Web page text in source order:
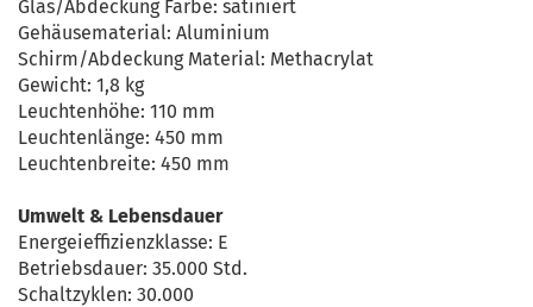
Glas/Abdeckung Farbe: satiniert
Gehäusematerial: Aluminium
Schirm/Abdeckung Material: Methacrylat
Gewicht: 1,8 kg
Leuchtenhöhe: 110 mm
Leuchtenlänge: 450 mm
Leuchtenbreite: 450 mm
Umwelt & Lebensdauer
Energeieffizienzklasse: E
Betriebsdauer: 35.000 Std.
Schaltzyklen: 30.000